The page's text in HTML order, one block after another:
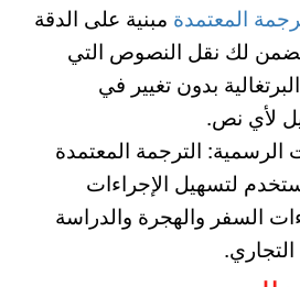
المعتمدة مبنية على الدقة
يضمن لك نقل النصوص التي
بدون تغيير في
لأي نص.
الرسمية: الترجمة المعتمدة
لتسهيل الإجراءات
السفر والهجرة والدراسة
التجاري.